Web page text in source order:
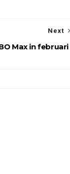
Next
Max in februari